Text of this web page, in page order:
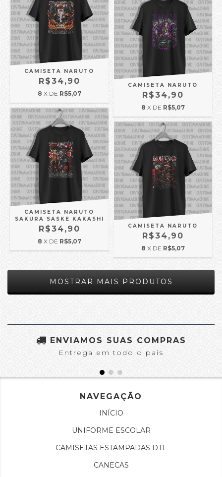
CAMISETA NARUTO
R$34,90
8 X DE R$5,07
CAMISETA NARUTO
R$34,90
8 X DE R$5,07
CAMISETA NARUTO
SAKURA SASKE KAKASHI
R$34,90
8 X DE R$5,07
CAMISETA NARUTO
R$34,90
8 X DE R$5,07
MOSTRAR MAIS PRODUTOS
ENVIAMOS SUAS COMPRAS
Entrega em todo o país
NAVEGAÇÃO
INÍCIO
UNIFORME ESCOLAR
CAMISETAS ESTAMPADAS DTF
CANECAS